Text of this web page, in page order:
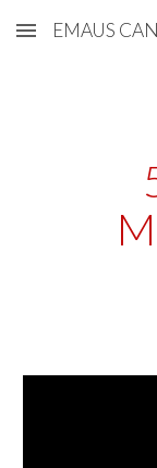
Skip to main
EMAUS